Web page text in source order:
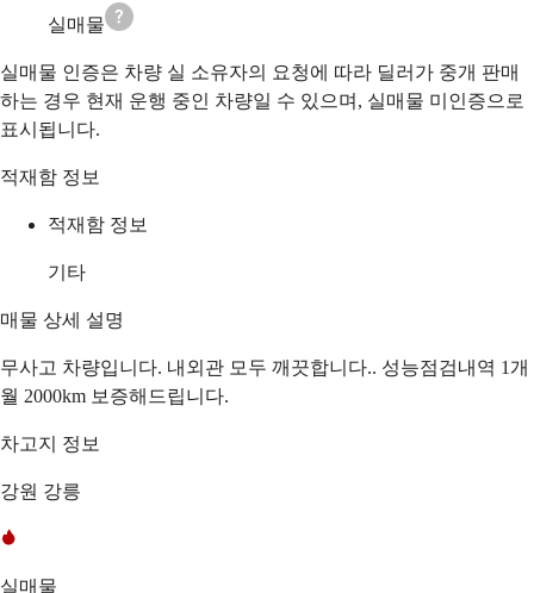
실매물
실매물 인증은 차량 실 소유자의 요청에 따라 딜러가 중개 판매
하는 경우 현재 운행 중인 차량일 수 있으며, 실매물 미인증으로
표시됩니다.
적재함 정보
적재함 정보
기타
매물 상세 설명
무사고 차량입니다. 내외관 모두 깨끗합니다.. 성능점검내역 1개
월 2000km 보증해드립니다.
차고지 정보
강원 강릉
실매물